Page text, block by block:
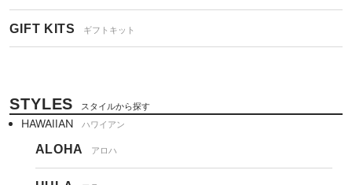
GIFT KITS ギフトキット
STYLES スタイルから探す
HAWAIIAN ハワイアン
ALOHA アロハ